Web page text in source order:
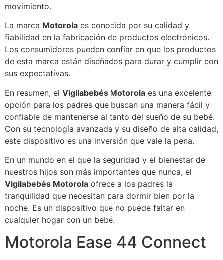
movimiento.
La marca Motorola es conocida por su calidad y
fiabilidad en la fabricación de productos electrónicos.
Los consumidores pueden confiar en que los productos
de esta marca están diseñados para durar y cumplir con
sus expectativas.
En resumen, el Vigilabebés Motorola es una excelente
opción para los padres que buscan una manera fácil y
confiable de mantenerse al tanto del sueño de su bebé.
Con su tecnología avanzada y su diseño de alta calidad,
este dispositivo es una inversión que vale la pena.
En un mundo en el que la seguridad y el bienestar de
nuestros hijos son más importantes que nunca, el
Vigilabebés Motorola ofrece a los padres la
tranquilidad que necesitan para dormir bien por la
noche. Es un dispositivo que no puede faltar en
cualquier hogar con un bebé.
Motorola Ease 44 Connect